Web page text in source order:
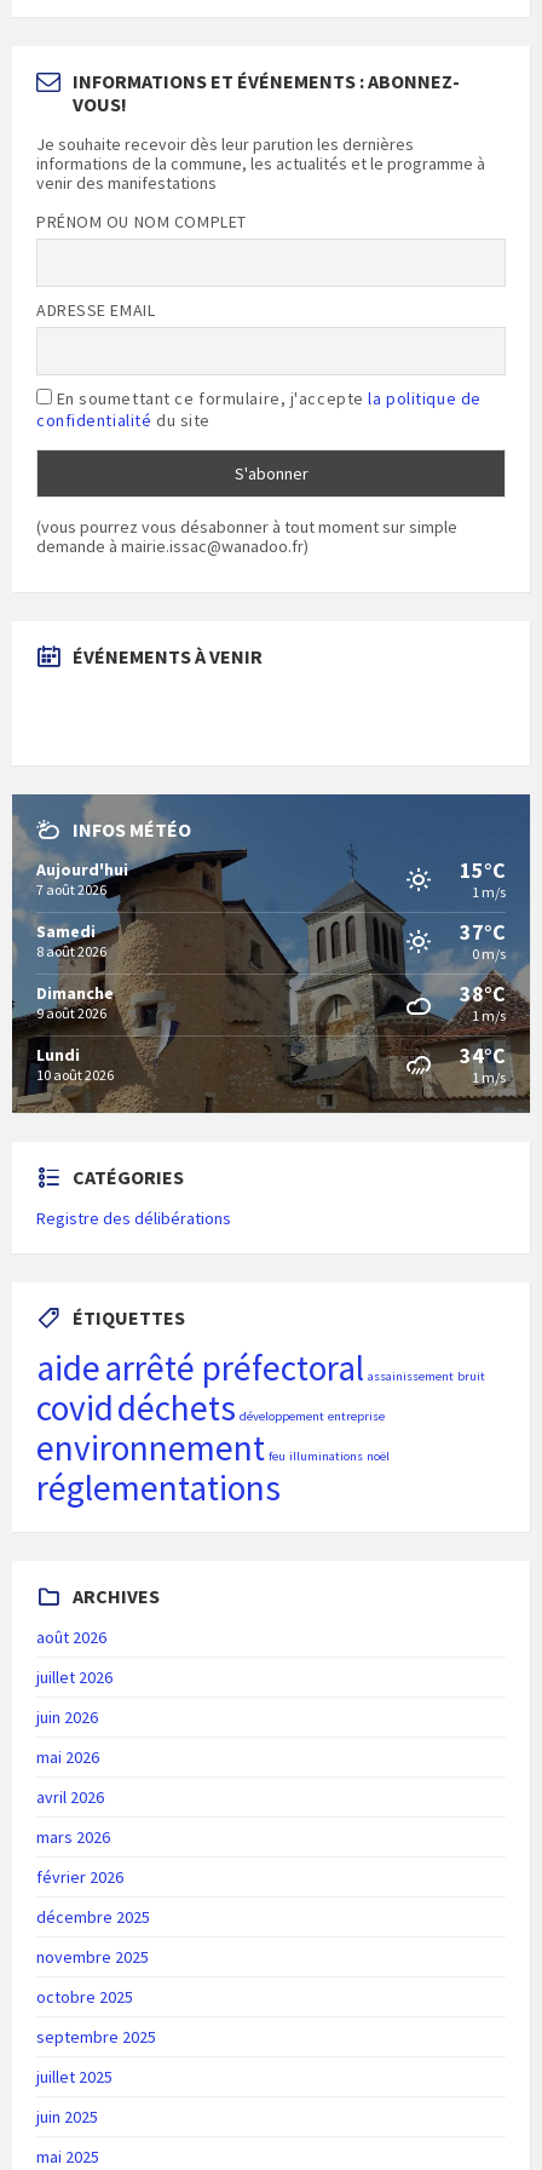
INFORMATIONS ET ÉVÉNEMENTS : ABONNEZ-
VOUS!
Je souhaite recevoir dès leur parution les dernières
informations de la commune, les actualités et le programme à
venir des manifestations
PRÉNOM OU NOM COMPLET
ADRESSE EMAIL
En soumettant ce formulaire, j'acceptela politique de
confidentialité du site
(vous pourrez vous désabonner à tout moment sur simple
demande à mairie.issac@wanadoo.fr)
ÉVÉNEMENTS À VENIR
INFOS MÉTÉO
Aujourd'hui
7 août 2026
15°C
1 m/s
Samedi
8 août 2026
37°C
0 m/s
Dimanche
9 août 2026
38°C
1 m/s
Lundi
10 août 2026
34°C
1 m/s
CATÉGORIES
Registre des délibérations
ÉTIQUETTES
aidearrêté préfectoral assainissement bruit
coviddéchets développement entreprise
environnement feu illuminations noël
réglementations
ARCHIVES
août 2026
juillet 2026
juin 2026
mai 2026
avril 2026
mars 2026
février 2026
décembre 2025
novembre 2025
octobre 2025
septembre 2025
juillet 2025
juin 2025
mai 2025